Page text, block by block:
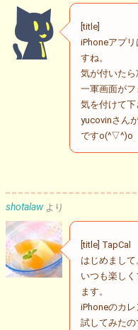
[title]
iPhoneアプ
すね。
気が付いたら
一軍画面が
気を付けて下
yucovinさん
ですo(^▽^)o
shotalaw より
[title] TapCal
はじめまして
いつも楽し
ます。
iPhoneのカ
試してみたの